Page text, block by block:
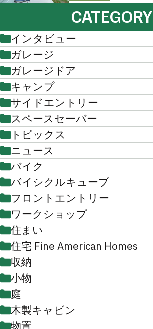
CATEGORY
インタビュー
ガレージ
ガレージドア
キャンプ
サイドエントリー
スペースセーバー
トピックス
ニュース
バイク
バイシクルキューブ
フロントエントリー
ワークショップ
住まい
住宅 Fine American Homes
収納
小物
庭
木製キャビン
物置